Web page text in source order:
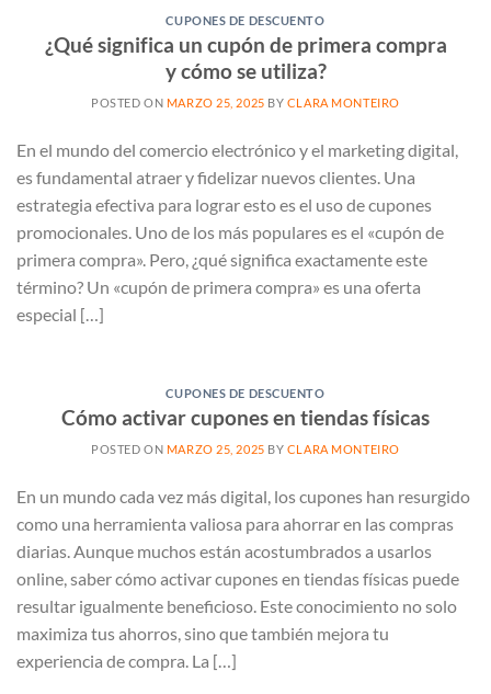
CUPONES DE DESCUENTO
¿Qué significa un cupón de primera compra
y cómo se utiliza?
POSTED ON MARZO 25, 2025 BY CLARA MONTEIRO
En el mundo del comercio electrónico y el marketing digital,
es fundamental atraer y fidelizar nuevos clientes. Una
estrategia efectiva para lograr esto es el uso de cupones
promocionales. Uno de los más populares es el «cupón de
primera compra». Pero, ¿qué significa exactamente este
término? Un «cupón de primera compra» es una oferta
especial […]
CUPONES DE DESCUENTO
Cómo activar cupones en tiendas físicas
POSTED ON MARZO 25, 2025 BY CLARA MONTEIRO
En un mundo cada vez más digital, los cupones han resurgido
como una herramienta valiosa para ahorrar en las compras
diarias. Aunque muchos están acostumbrados a usarlos
online, saber cómo activar cupones en tiendas físicas puede
resultar igualmente beneficioso. Este conocimiento no solo
maximiza tus ahorros, sino que también mejora tu
experiencia de compra. La […]